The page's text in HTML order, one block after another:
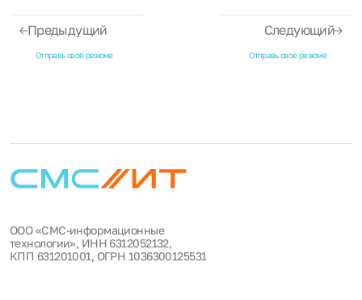
Предыдущий
Отправь своё резюме
Следующий
Отправь своё резюме
ООО «СМС-информационные
технологии», ИНН 6312052132,
КПП 631201001, ОГРН 1036300125531